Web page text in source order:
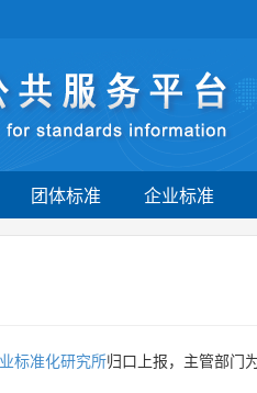
团体标准 企业标准
标准化研究所归口上报，主管部门